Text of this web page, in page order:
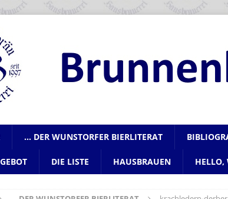
… DER WUNSTORFER BIERLITERAT
DIE LISTE HAUSBRAUEN HELLO,